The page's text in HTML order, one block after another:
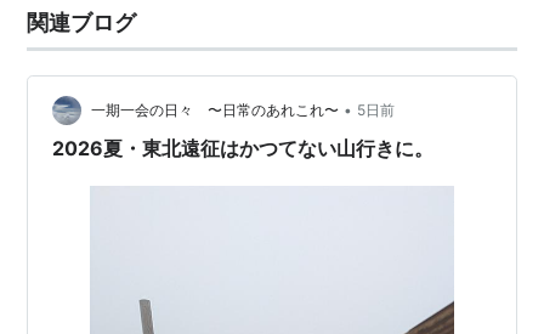
関連ブログ
一期一会の日々 〜日常のあれこれ〜 • 5日前
2026夏・東北遠征はかつてない山行きに。